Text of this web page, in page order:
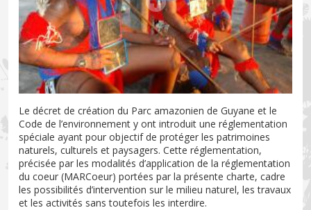
Le décret de création du Parc amazonien de Guyane et le
Code de l’environnement y ont introduit une réglementation
spéciale ayant pour objectif de protéger les patrimoines
naturels, culturels et paysagers. Cette réglementation,
précisée par les modalités d’application de la réglementation
du coeur (MARCoeur) portées par la présente charte, cadre
les possibilités d’intervention sur le milieu naturel, les travaux
et les activités sans toutefois les interdire.